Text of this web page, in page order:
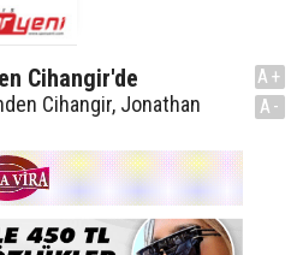
Cihangir'de
Cihangir, Jonathan
A+
A-